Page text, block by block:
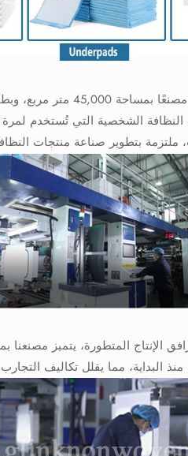
النظافة الشخصية التي تُستخدم
الإنتاج المتطورة، يتميز